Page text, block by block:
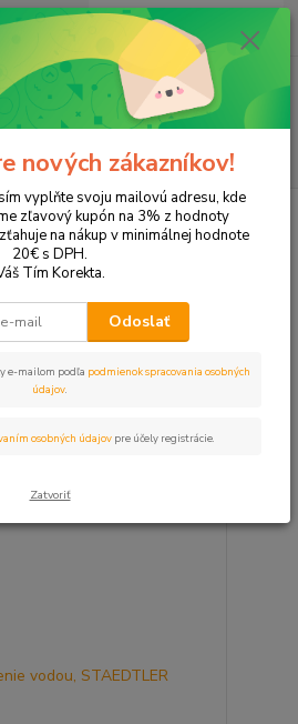
Hľadať
ks
za 0,00 EUR
a umelecké výrobky
výrobky
parametre
Najdrahšie
1-2 z 2
nových zákazníkov!
vyplňte svoju mailovú adresu, kde
zľavový kupón na 3% z hodnoty
na nákup v minimálnej hodnote
20€ s DPH.
Tím Korekta.
Odoslať
e-mailom podľa podmienok spracovania osobných
údajov.
osobných údajov pre účely registrácie.
Zatvoriť